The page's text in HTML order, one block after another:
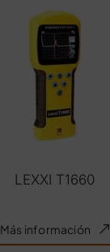
LEXXI T1660
Más información